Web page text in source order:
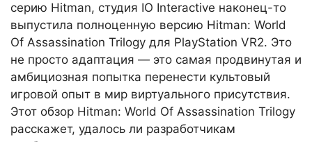
серию Hitman, студия IO Interactive наконец-то
выпустила полноценную версию Hitman: World
Of Assassination Trilogy для PlayStation VR2. Это
не просто адаптация — это самая продвинутая и
амбициозная попытка перенести культовый
игровой опыт в мир виртуального присутствия.
Этот обзор Hitman: World Of Assassination Trilogy
расскажет, удалось ли разработчикам